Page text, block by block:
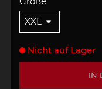
IN
Nicht auf Lager